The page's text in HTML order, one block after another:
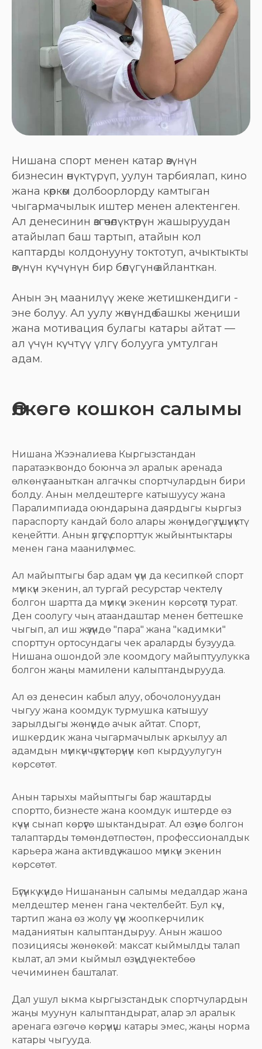
Нишана спорт менен катар өзүнүн
бизнесин өнүктүрүп, уулун тарбиялап, кино
жана көркөм долбоорлорду камтыган
чыгармачылык иштер менен алектенген.
Ал денесинин өзгөчөлүктөрүн жашыруудан
атайылап баш тартып, атайын кол
каптарды колдонууну токтотуп, ачыктыкты
өзүнүн күчүнүн бир бөлүгүнө айланткан.
Анын эң маанилүү жеке жетишкендиги -
эне болуу. Ал уулу жөнүндө башкы жеңиши
жана мотивация булагы катары айтат —
ал үчүн күчтүү үлгү болууга умтулган
адам.
Өлкөгө кошкон салымы
Нишана Жээнaлиева Кыргызстандан
паратаэквондо боюнча эл аралык аренада
өлкөнү тааныткан алгачкы спортчулардын бири
болду. Анын мелдештерге катышуусу жана
Паралимпиада оюндарына даярдыгы кыргыз
параспорту кандай боло алары жөнүндөгү түшүнүктү
кеңейтти. Анын үлгүсү спорттук жыйынтыктары
менен гана маанилүү эмес.
Ал майыптыгы бар адам үчүн да кесипкөй спорт
мүмкүн экенин, ал тургай ресурстар чектелүү
болгон шартта да мүмкүн экенин көрсөтүп турат.
Ден соолугу чың атаандаштар менен беттешке
чыгып, ал иш жүзүндө "пара" жана "кадимки"
спорттун ортосундагы чек араларды бузууда.
Нишана ошондой эле коомдогу майыптуулукка
болгон жаңы мамилени калыптандырууда.
Ал өз денесин кабыл алуу, обочолонуудан
чыгуу жана коомдук турмушка катышуу
зарылдыгы жөнүндө ачык айтат. Спорт,
ишкердик жана чыгармачылык аркылуу ал
адамдын мүмкүнчүлүктөрүнүн көп кырдуулугун
көрсөтөт.
Анын тарыхы майыптыгы бар жаштарды
спортто, бизнесте жана коомдук иштерде өз
күчүн сынап көрүүгө шыктандырат. Ал өзүнө болгон
талаптарды төмөндөтпөстөн, профессионалдык
карьера жана активдүү жашоо мүмкүн экенин
көрсөтөт.
Бүгүнкү күндө Нишананын салымы медалдар жана
мелдештер менен гана чектелбейт. Бул күч,
тартип жана өз жолу үчүн жоопкерчилик
маданиятын калыптандыруу. Анын жашоо
позициясы жөнөкөй: максат кыймылды талап
кылат, ал эми кыймыл өзүңдү чектебөө
чечиминен башталат.
Дал ушул ыкма кыргызстандык спортчулардын
жаңы муунун калыптандырат, алар эл аралык
аренага өзгөчө көрүнүш катары эмес, жаңы норма
катары чыгууда.